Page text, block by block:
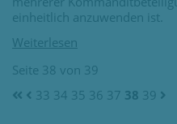
einheitlich anzuwenden ist.
Seite 38 von 39
33 34 35 36 37 38 39